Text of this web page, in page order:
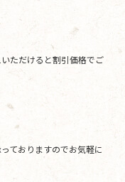
ただけると割引価格でご
ておりますのでお気軽に